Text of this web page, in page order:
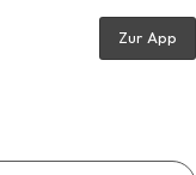
Zur App